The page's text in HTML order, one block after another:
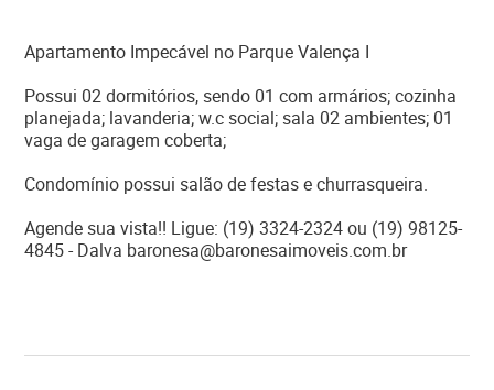
Apartamento Impecável no Parque Valença I
Possui 02 dormitórios, sendo 01 com armários; cozinha
planejada; lavanderia; w.c social; sala 02 ambientes; 01
vaga de garagem coberta;
Condomínio possui salão de festas e churrasqueira.
Agende sua vista!! Ligue: (19) 3324-2324 ou (19) 98125-
4845 - Dalva baronesa@baronesaimoveis.com.br